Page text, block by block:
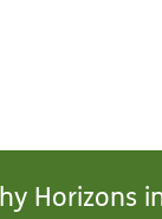
Horizons